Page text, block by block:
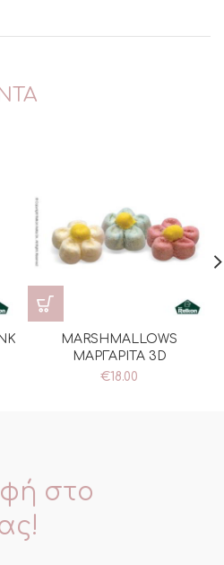
MARSHMALLOWS
ΜΑΡΓΑΡΙΤΑ 3D
€18.00
στο